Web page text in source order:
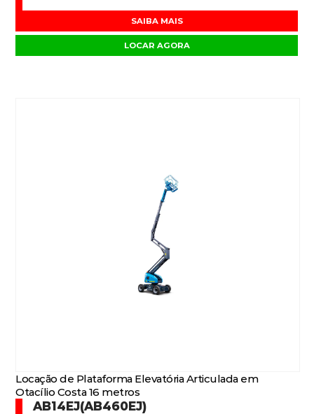
SAIBA MAIS
LOCAR AGORA
Locação de Plataforma Elevatória Articulada em
Otacílio Costa 16 metros
AB14EJ(AB460EJ)